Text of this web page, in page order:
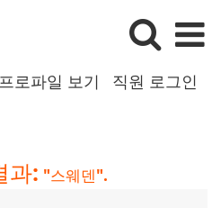
프로파일 보기
직원 로그인
과: "스웨덴".